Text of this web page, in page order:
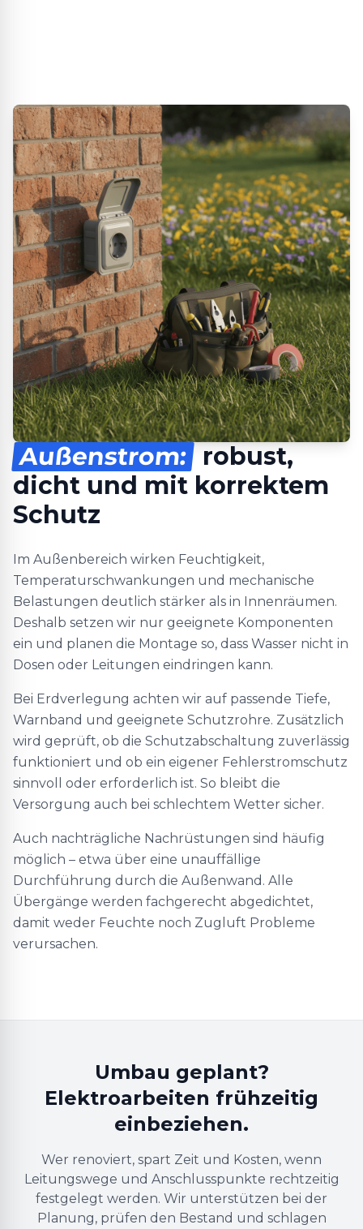
Außenstrom: robust,
dicht und mit korrektem
Schutz
Im Außenbereich wirken Feuchtigkeit,
Temperaturschwankungen und mechanische
Belastungen deutlich stärker als in Innenräumen.
Deshalb setzen wir nur geeignete Komponenten
ein und planen die Montage so, dass Wasser nicht in
Dosen oder Leitungen eindringen kann.
Bei Erdverlegung achten wir auf passende Tiefe,
Warnband und geeignete Schutzrohre. Zusätzlich
wird geprüft, ob die Schutzabschaltung zuverlässig
funktioniert und ob ein eigener Fehlerstromschutz
sinnvoll oder erforderlich ist. So bleibt die
Versorgung auch bei schlechtem Wetter sicher.
Auch nachträgliche Nachrüstungen sind häufig
möglich – etwa über eine unauffällige
Durchführung durch die Außenwand. Alle
Übergänge werden fachgerecht abgedichtet,
damit weder Feuchte noch Zugluft Probleme
verursachen.
Umbau geplant?
Elektroarbeiten frühzeitig
einbeziehen.
Wer renoviert, spart Zeit und Kosten, wenn
Leitungswege und Anschlusspunkte rechtzeitig
festgelegt werden. Wir unterstützen bei der
Planung, prüfen den Bestand und schlagen